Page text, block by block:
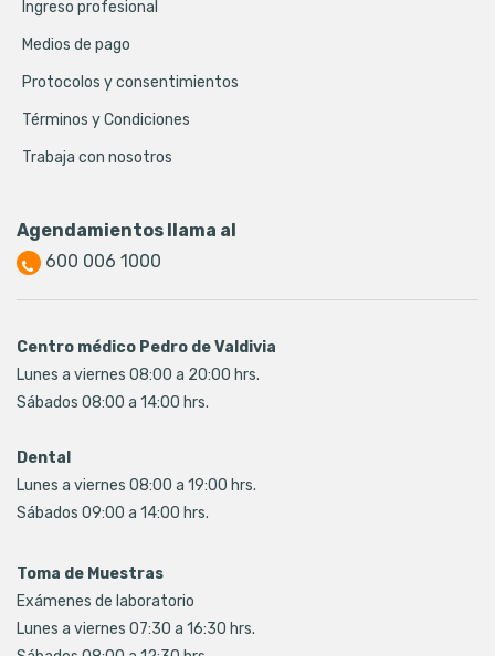
Ingreso profesional
Medios de pago
Protocolos y consentimientos
Términos y Condiciones
Trabaja con nosotros
Agendamientos llama al
600 006 1000
Centro médico Pedro de Valdivia
Lunes a viernes 08:00 a 20:00 hrs.
Sábados 08:00 a 14:00 hrs.
Dental
Lunes a viernes 08:00 a 19:00 hrs.
Sábados 09:00 a 14:00 hrs.
Toma de Muestras
Exámenes de laboratorio
Lunes a viernes 07:30 a 16:30 hrs.